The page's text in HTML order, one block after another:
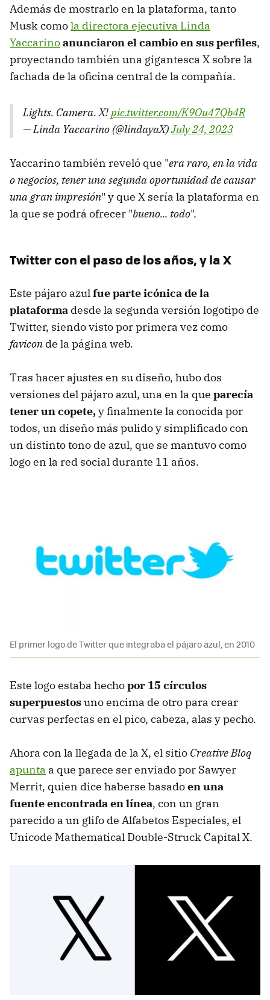
Además de mostrarlo en la plataforma, tanto
Musk comola directora ejecutiva Linda
Yaccarinoanunciaron el cambio en sus perfiles,
proyectando también una gigantesca X sobre la
fachada de la oficina central de la compañía.
Lights. Camera. X!pic.twitter.com/K9Ou47Qb4R
— Linda Yaccarino (@lindayaX)July 24, 2023
Yaccarino también reveló que "era raro, en la vida
o negocios, tener una segunda oportunidad de causar
una gran impresión" y que X sería la plataforma en
la que se podrá ofrecer "bueno... todo".
Twitter con el paso de los años, y la X
Este pájaro azulfue parte icónica de la
plataforma desde la segunda versión logotipo de
Twitter, siendo visto por primera vez como
favicon de la página web.
Tras hacer ajustes en su diseño, hubo dos
versiones del pájaro azul, una en la que parecía
tener un copete,y finalmente la conocida por
todos, un diseño más pulido y simplificado con
un distinto tono de azul, que se mantuvo como
logo en la red social durante 11 años.
El primer logo de Twitter que integraba el pájaro azul, en 2010
Este logo estaba hechopor 15 círculos
superpuestosuno encima de otro para crear
curvas perfectas en el pico, cabeza, alas y pecho.
Ahora con la llegada de la X, el sitio Creative Bloq
apunta a que parece ser enviado por Sawyer
Merrit, quien dice haberse basadoen una
fuente encontrada en línea, con un gran
parecido a un glifo de Alfabetos Especiales, el
Unicode Mathematical Double-Struck Capital X.